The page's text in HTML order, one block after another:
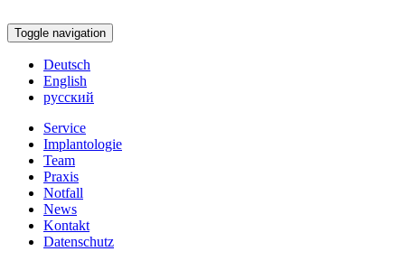
Toggle navigation
Deutsch
English
русский
Service
Implantologie
Team
Praxis
Notfall
News
Kontakt
Datenschutz